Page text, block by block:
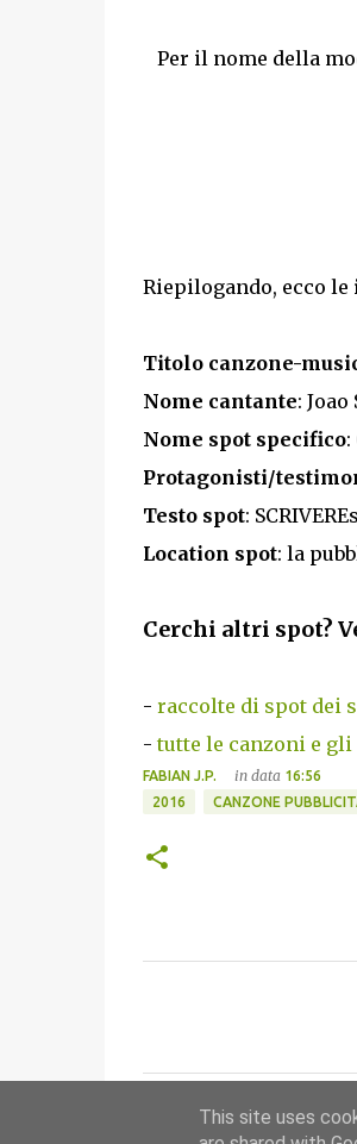
Per il nome della
Riepilogando, ecco le
Titolo canzone-
Nome cantante:
Nome spot specifico:
Protagonisti/
Testo spot:
Location spot: la
Cerchi altri spot?
- raccolte di spot dei
-tutte le canzoni e
FABIAN J.P. in data 16:56
2016
CANZONE
This site uses